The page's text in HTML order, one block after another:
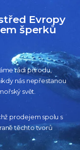
Evropy
šperků
rádi přírodu,
nás nepřestanou
svět.
prodejem spolu s
těchto tvorů